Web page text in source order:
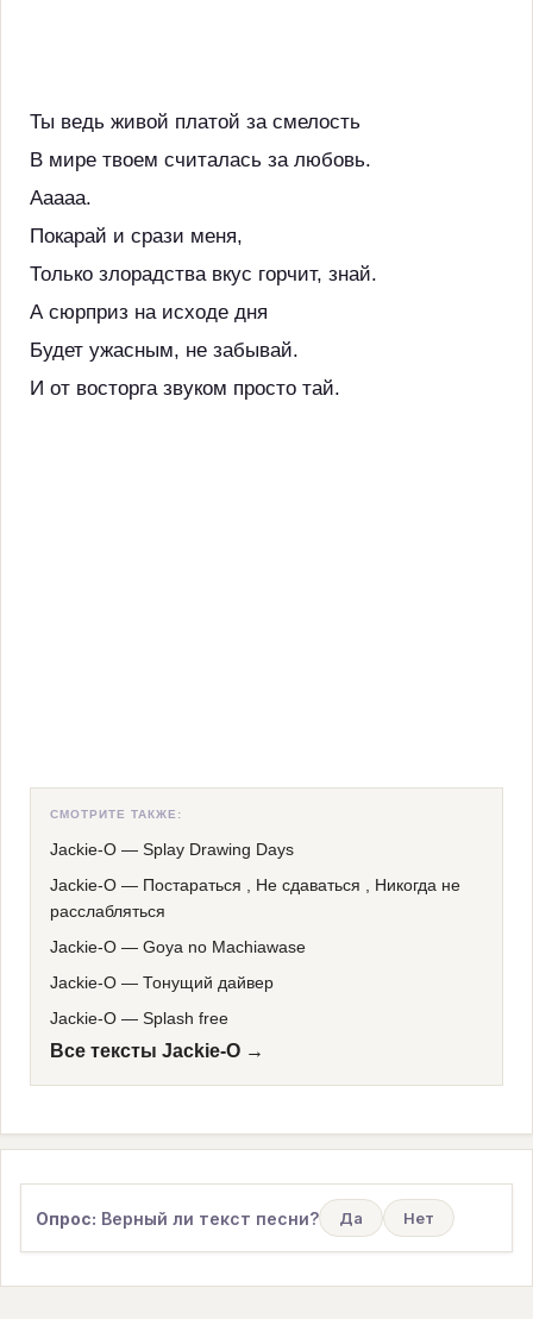
Ты ведь живой платой за смелость
В мире твоем считалась за любовь.
Ааааа.
Покарай и срази меня,
Только злорадства вкус горчит, знай.
А сюрприз на исходе дня
Будет ужасным, не забывай.
И от восторга звуком просто тай.
СМОТРИТЕ ТАКЖЕ:
Jackie-O — Splay Drawing Days
Jackie-O — Постараться , Не сдаваться , Никогда не
расслабляться
Jackie-O — Goya no Machiawase
Jackie-O — Тонущий дайвер
Jackie-O — Splash free
Все тексты Jackie-O →
Опрос: Верный ли текст песни? Да Нет